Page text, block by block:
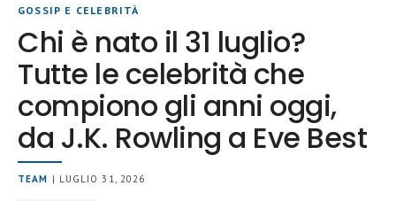
GOSSIP E CELEBRITÀ
Chi è nato il 31 luglio?
Tutte le celebrità che
compiono gli anni oggi,
da J.K. Rowling a Eve Best
TEAM | LUGLIO 31, 2026